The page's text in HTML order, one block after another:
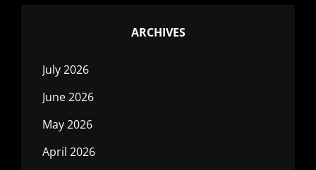
ARCHIVES
July 2026
June 2026
May 2026
April 2026